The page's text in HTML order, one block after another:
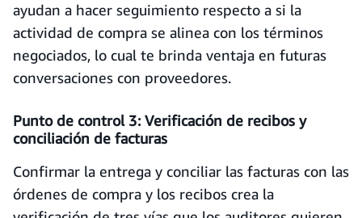
ayudan a hacer seguimiento respecto a si la
actividad de compra se alinea con los términos
negociados, lo cual te brinda ventaja en futuras
conversaciones con proveedores.
Punto de control 3: Verificación de recibos y
conciliación de facturas
Confirmar la entrega y conciliar las facturas con las
órdenes de compra y los recibos crea la